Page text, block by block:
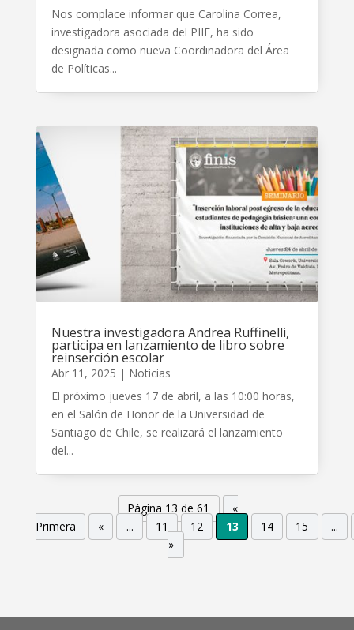
Nos complace informar que Carolina Correa,
investigadora asociada del PIIE, ha sido
designada como nueva Coordinadora del Área
de Políticas...
Nuestra investigadora Andrea Ruffinelli,
participa en lanzamiento de libro sobre
reinserción escolar
Abr 11, 2025 | Noticias
El próximo jueves 17 de abril, a las 10:00 horas,
en el Salón de Honor de la Universidad de
Santiago de Chile, se realizará el lanzamiento
del...
Página 13 de 61
«
Primera
« ... 11 12 13 14 15
...
»